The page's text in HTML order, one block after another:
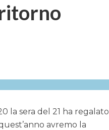
la sera del 21 ha regalato
avremo la